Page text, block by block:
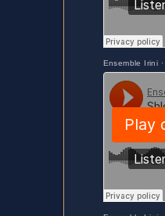
Ensemble Irini